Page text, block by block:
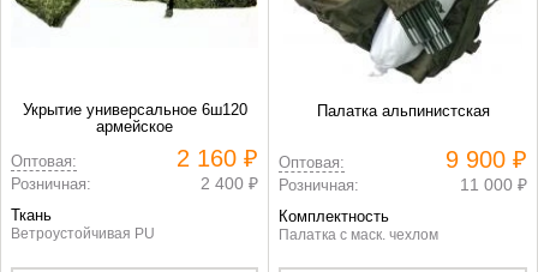
Укрытие универсальное 6ш120
армейское
Оптовая:
2 160 ₽
Розничная: 2 400 ₽
Ткань
Ветроустойчивая PU
Палатка альпинистская
Оптовая: 9 900 ₽
Розничная: 11 000 ₽
Комплектность
Палатка с маск. чехлом